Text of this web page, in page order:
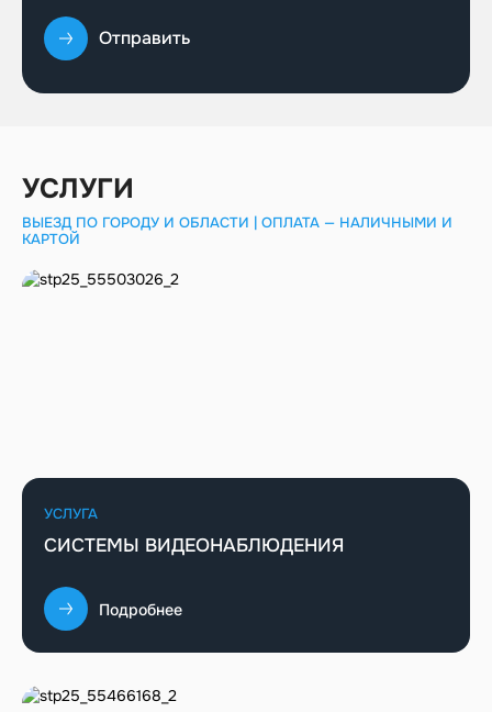
Отправить
УСЛУГИ
ВЫЕЗД ПО ГОРОДУ И ОБЛАСТИ | ОПЛАТА — НАЛИЧНЫМИ И
КАРТОЙ
УСЛУГА
СИСТЕМЫ ВИДЕОНАБЛЮДЕНИЯ
Подробнее